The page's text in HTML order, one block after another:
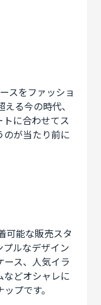
スをファッショ
る今の時代、
に合わせてス
のが当たり前に
可能な販売スタ
ルなデザイン
ス、人気イラ
などオシャレに
プです。